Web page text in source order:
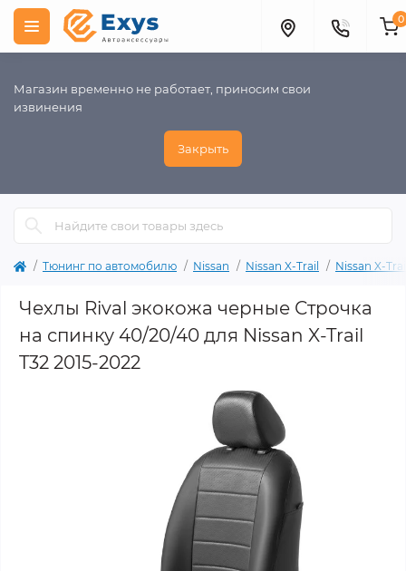
Магазин временно не работает, приносим свои
извинения
Закрыть
0
Тюнинг по автомобилю Nissan Nissan X-Trail Nissan X-
Чехлы Rival экокожа черные Строчка
на спинку 40/20/40 для Nissan X-Trail
T32 2015-2022